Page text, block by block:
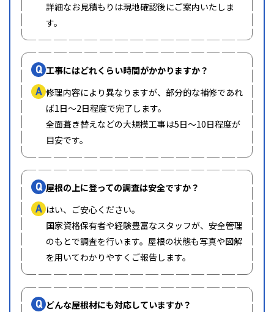
詳細なお見積もりは現地確認後にご案内いたしま
す。
Q 工事にはどれくらい時間がかかりますか？
A 修理内容により異なりますが、部分的な補修であれ
ば1日〜2日程度で完了します。
全面葺き替えなどの大規模工事は5日〜10日程度が
目安です。
Q 屋根の上に登っての調査は安全ですか？
A はい、ご安心ください。
国家資格保有者や経験豊富なスタッフが、安全管理
のもとで調査を行います。屋根の状態も写真や図解
を用いてわかりやすくご報告します。
Q どんな屋根材にも対応していますか？